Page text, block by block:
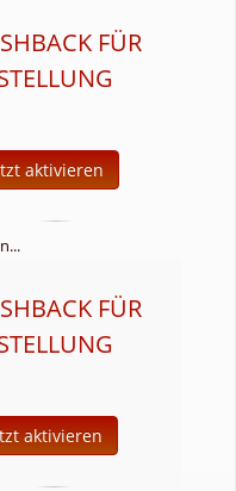
FÜR
aktivieren
FÜR
aktivieren